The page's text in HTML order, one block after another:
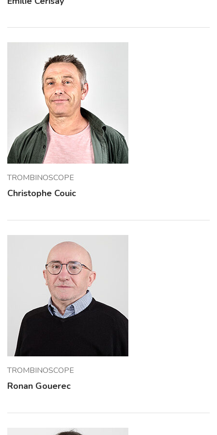
TROMBINOSCOPE
Christophe Couic
TROMBINOSCOPE
Ronan Gouerec